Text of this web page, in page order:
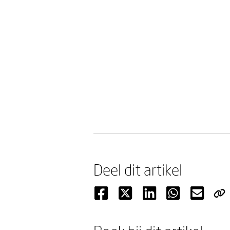
Deel dit artikel